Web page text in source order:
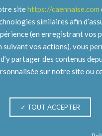
sitehttps://caennaise.com
similaires afin
(en enregistrant vos
suivant vos actions), vous
partager des contenus
sur notre site ou
TOUT ACCEPTER